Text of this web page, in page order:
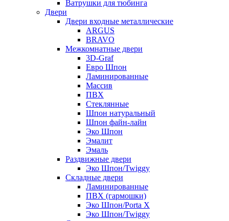
Ватрушки для тюбинга
Двери
Двери входные металлические
ARGUS
BRAVO
Межкомнатные двери
3D-Graf
Евро Шпон
Ламинированные
Массив
ПВХ
Стеклянные
Шпон натуральный
Шпон файн-лайн
Эко Шпон
Эмалит
Эмаль
Раздвижные двери
Эко Шпон/Twiggy
Складные двери
Ламинированные
ПВХ (гармошки)
Эко Шпон/Porta X
Эко Шпон/Twiggy